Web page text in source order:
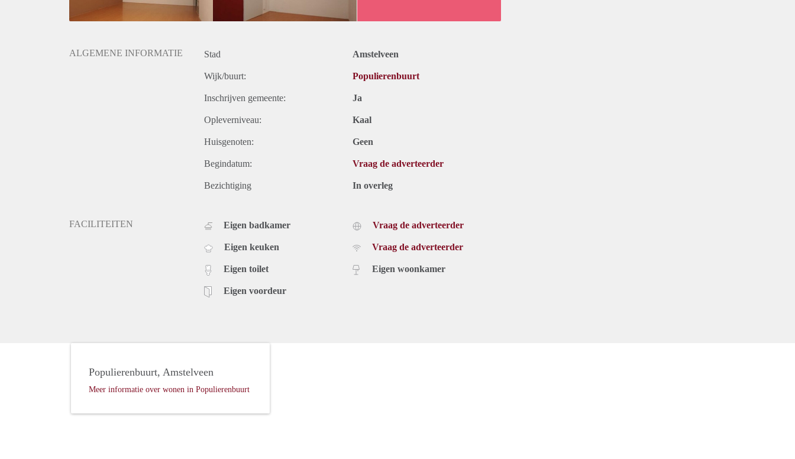
ALGEMENE INFORMATIE Stad Amstelveen
Wijk/buurt: Populierenbuurt
Inschrijven gemeente: Ja
Opleverniveau: Kaal
Huisgenoten: Geen
Begindatum: Vraag de adverteerder
Bezichtiging In overleg
FACILITEITEN Eigen badkamer
Eigen keuken
Eigen toilet
Eigen voordeur
Vraag de adverteerder
Vraag de adverteerder
Eigen woonkamer
Populierenbuurt, Amstelveen
Meer informatie over wonen in Populierenbuurt